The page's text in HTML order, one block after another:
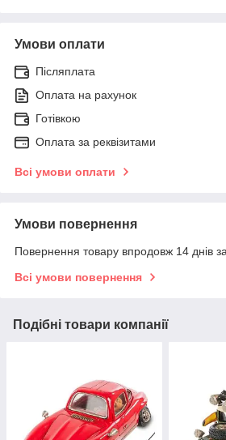
Умови оплати
Післяплата
Оплата на рахунок
Готівкою
Оплата за реквізитами
Всі умови оплати
Умови повернення
Повернення товару впродовж 14 днів
Всі умови повернення
Подібні товари компанії